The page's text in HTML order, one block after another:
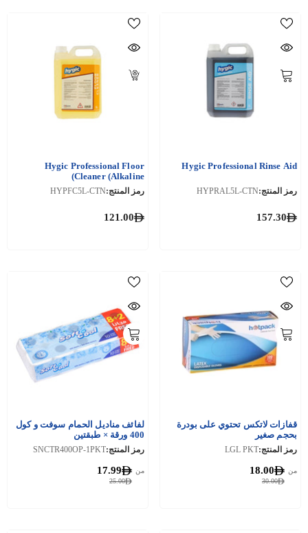
Hygic Professional Rinse Aid
رمز المنتج:HYPRAL5L-CTN
157.30
Hygic Professional Floor
Cleaner (Alkaline)
رمز المنتج:HYPFC5L-CTN
121.00
قفازات لاتكس تحتوي على بودرة
بحجم صغير
رمز المنتج:LGL PKT
30.00
من 18.00
لفائف مناديل الحمام سوفت و كول
400 ورقة × طبقتين
رمز المنتج:SNCTR400OP-1PKT
25.00
من 17.99